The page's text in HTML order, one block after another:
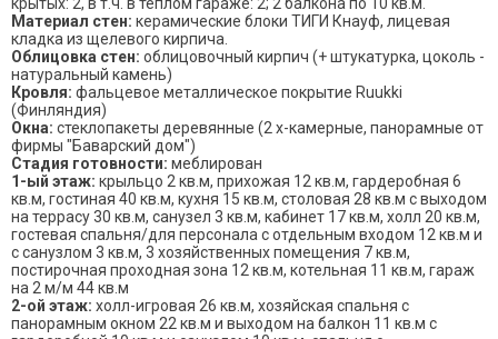
Материал стен: керамические блоки ТИГИ Кнауф, лицевая
кладка из щелевого кирпича.
Облицовка стен: облицовочный кирпич (+ штукатурка, цоколь -
натуральный камень)
Кровля: фальцевое металлическое покрытие Ruukki
(Финляндия)
Окна: стеклопакеты деревянные (2 х-камерные, панорамные от
фирмы "Баварский дом")
Стадия готовности: меблирован
1-ый этаж: крыльцо 2 кв.м, прихожая 12 кв.м, гардеробная 6
кв.м, гостиная 40 кв.м, кухня 15 кв.м, столовая 28 кв.м с выходом
на террасу 30 кв.м, санузел 3 кв.м, кабинет 17 кв.м, холл 20 кв.м,
гостевая спальня/для персонала с отдельным входом 12 кв.м и
с санузлом 3 кв.м, 3 хозяйственных помещения 7 кв.м,
постирочная проходная зона 12 кв.м, котельная 11 кв.м, гараж
на 2 м/м 44 кв.м
2-ой этаж: холл-игровая 26 кв.м, хозяйская спальня с
панорамным окном 22 кв.м и выходом на балкон 11 кв.м с